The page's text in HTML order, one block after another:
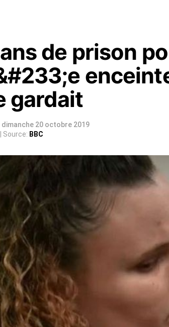
de prison
gardait
dimanche 20 octobre 2019
| Source: BBC